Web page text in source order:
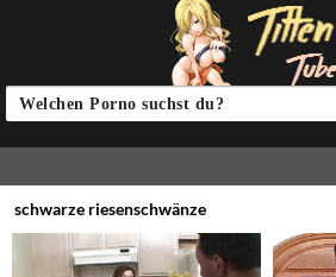
schwarze riesenschwänze